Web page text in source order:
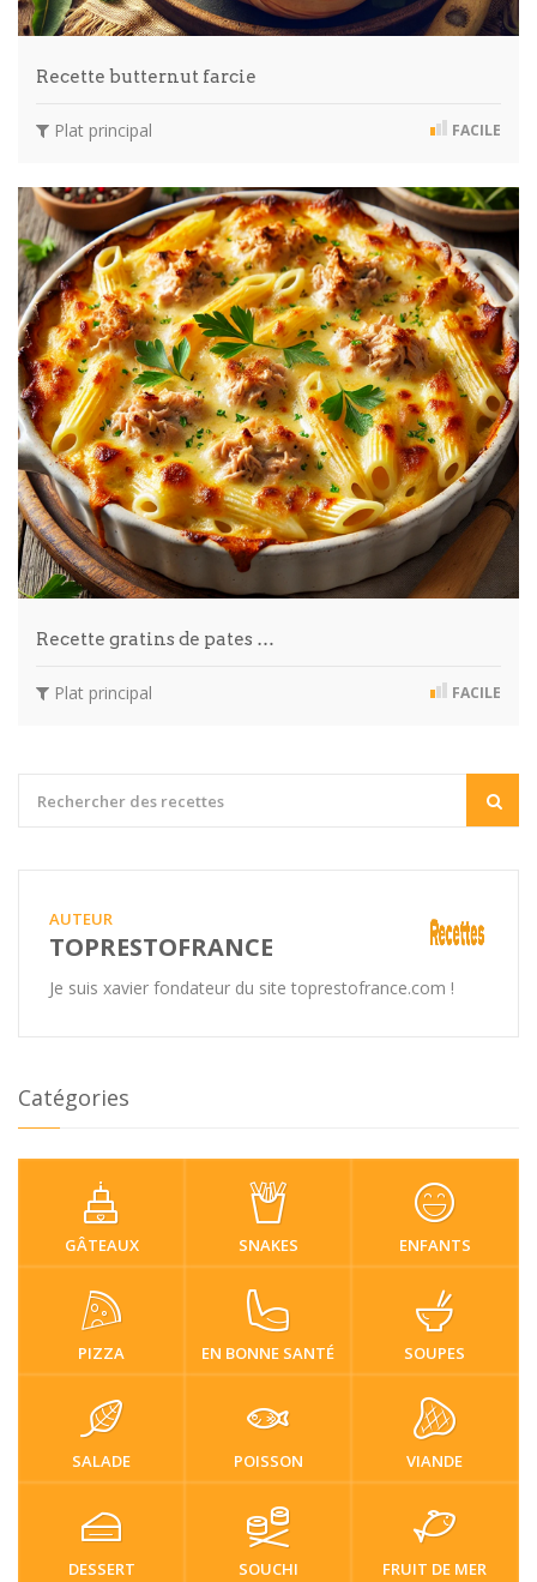
Recette butternut farcie
Plat principal FACILE
Recette gratins de pates …
Plat principal FACILE
AUTEUR
TOPRESTOFRANCE
Je suis xavier fondateur du site toprestofrance.com !
Catégories
GÂTEAUX SNAKES ENFANTS
PIZZA EN BONNE SANTÉ SOUPES
SALADE POISSON VIANDE
DESSERT SOUCHI FRUIT DE MER